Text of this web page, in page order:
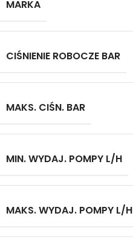
MARKA
CIŚNIENIE ROBOCZE BAR
MAKS. CIŚN. BAR
MIN. WYDAJ. POMPY L/H
MAKS. WYDAJ. POMPY L/H